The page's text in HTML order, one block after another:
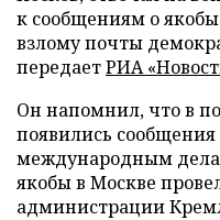
к сообщениям о
взлому почты
передаетРИА
Он напомнил, что в
появились
международным
якобы в Москве
администрации